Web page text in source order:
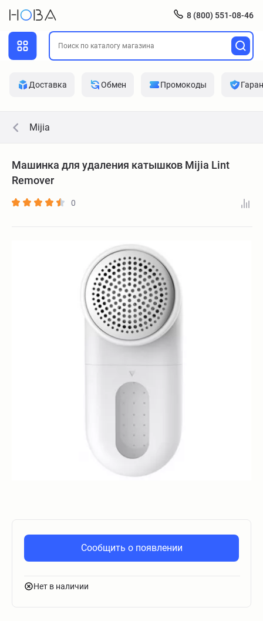
8 (800) 551-08-46
Доставка Обмен Промокоды
Mijia
Машинка для удаления катышков Mijia Lint
Remover
0
Сообщить о появлении
Нет в наличии